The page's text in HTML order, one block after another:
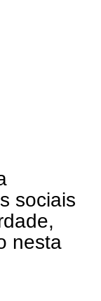
sociais
nesta